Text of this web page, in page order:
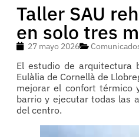
Taller SAU
en solo tres
27 mayo 2026
El estudio de arquitectura
Eulàlia de Cornellà de
mejorar el confort térmico
barrio y ejecutar todas las
del centro.